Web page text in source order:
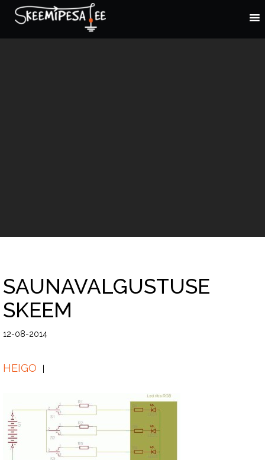
SAUNAVALGUSTUSE
SKEEM
12-08-2014
HEIGO